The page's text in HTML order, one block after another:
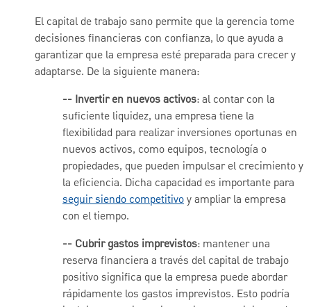
El capital de trabajo sano permite que la gerencia tome
decisiones financieras con confianza, lo que ayuda a
garantizar que la empresa esté preparada para crecer y
adaptarse. De la siguiente manera:
-- Invertir en nuevos activos: al contar con la
suficiente liquidez, una empresa tiene la
flexibilidad para realizar inversiones oportunas en
nuevos activos, como equipos, tecnología o
propiedades, que pueden impulsar el crecimiento y
la eficiencia. Dicha capacidad es importante para
seguir siendo competitivoy ampliar la empresa
con el tiempo.
-- Cubrir gastos imprevistos: mantener una
reserva financiera a través del capital de trabajo
positivo significa que la empresa puede abordar
rápidamente los gastos imprevistos. Esto podría